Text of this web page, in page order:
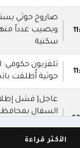
صاروخ حوثي
ويصيب عدداً
سكنية
تلفزيون
حوثية أُطلقت
عاجل| فشل
السفال
القاعدة
الأكثر قراءة